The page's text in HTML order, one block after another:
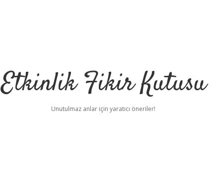
Etkinlik Fikir Kutusu
Unutulmaz anlar için yaratıcı öneriler!